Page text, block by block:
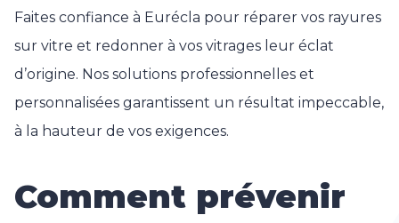
Faites confiance à Eurécla pour réparer vos rayures
sur vitre et redonner à vos vitrages leur éclat
d’origine. Nos solutions professionnelles et
personnalisées garantissent un résultat impeccable,
à la hauteur de vos exigences.
Comment prévenir